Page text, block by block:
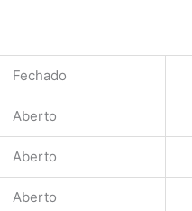
Fechado
Aberto
Aberto
Aberto